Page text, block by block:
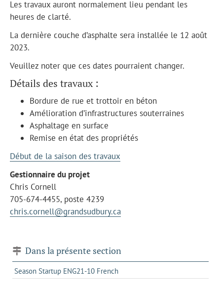
Les travaux auront normalement lieu pendant les
heures de clarté.
La dernière couche d’asphalte sera installée le 12 août
2023.
Veuillez noter que ces dates pourraient changer.
Détails des travaux :
Bordure de rue et trottoir en béton
Amélioration d’infrastructures souterraines
Asphaltage en surface
Remise en état des propriétés
Début de la saison des travaux
Gestionnaire du projet
Chris Cornell
705-674-4455, poste 4239
chris.cornell@grandsudbury.ca
Dans la présente section
Season Startup ENG21-10 French